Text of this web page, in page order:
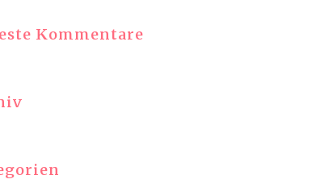
Kommentare